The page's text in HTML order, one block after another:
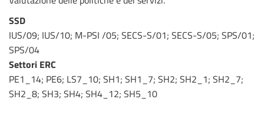
SSD
IUS/09; IUS/10; M-PSI /05; SECS-S/01; SECS-S/05; SPS/01;
SPS/04
Settori ERC
PE1_14; PE6; LS7_10; SH1; SH1_7; SH2; SH2_1; SH2_7;
SH2_8; SH3; SH4; SH4_12; SH5_10